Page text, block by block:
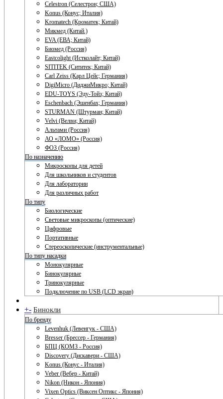
Celestron (Селестрон; США)
Konus (Конус; Италия)
Kromatech (Кроматек; Китай)
Микмед (Китай.)
EVA (ЕВА; Китай)
Биомед (Россия)
Eastcolight (Истколайт; Китай)
SITITEK (Сититек; Китай)
Carl Zeiss (Карл Цейс; Германия)
DigiMicro (ДиджиМикро; Китай)
EDU-TOYS (Эду-Тойз; Китай)
Eschenbach (Эшенбах; Германия)
STURMAN (Штурман; Китай)
Velvi (Велви; Китай)
Альтами (Россия)
АО «ЛОМО» (Россия)
ФОЗ (Россия)
По назначению
Микроскопы для детей
Для школьников и студентов
Для лаборатории
Для различных работ
По типу
Биологические
Световые микроскопы (оптические)
Цифровые
Портативные
Стереоскопические (инструментальные)
По типу насадки
Монокулярные
Бинокулярные
Тринокулярные
Подключение по USB (LCD экран)
+- Бинокли
По бренду
Levenhuk (Левенгук - США)
Bresser (Брессер - Германия)
БПЦ (КОМЗ - Россия)
Discovery (Дискавери - США)
Konus (Конус - Италия)
Veber (Вебер - Китай)
Nikon (Никон - Япония)
Vixen Optics (Виксен Оптикс - Япония)